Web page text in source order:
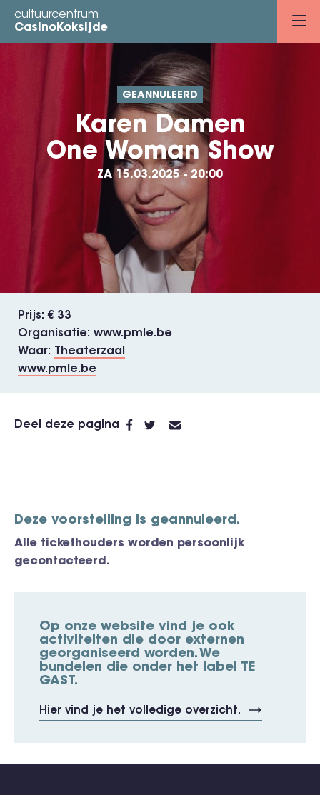
Overslaan
naar
cultuurcentrum
CasinoKoksijde
GEANNULEERD
Karen Damen
One Woman Show
ZA 15.03.2025 - 20:00
Prijs
€ 33
Organisatie www.pmle.be
Waar
Theaterzaal
www.pmle.be
Deel deze pagina
Deze voorstelling is geannuleerd.
Alle tickethouders worden persoonlijk
gecontacteerd.
Op onze website vind je ook
activiteiten die door externen
georganiseerd worden. We
bundelen die onder het label TE
GAST.
Hier vind je het volledige overzicht.